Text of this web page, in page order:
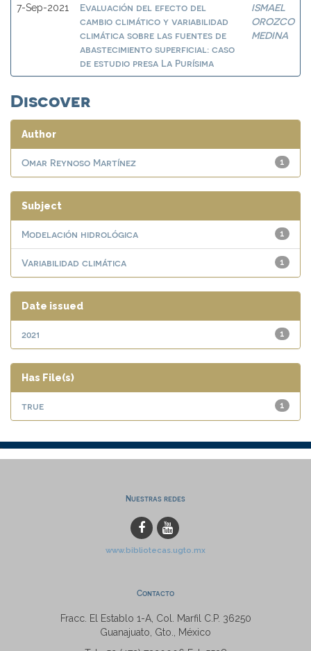
7-Sep-2021
Evaluación del efecto del
cambio climático y variabilidad
climática sobre las fuentes de
abastecimiento superficial: caso
de estudio presa La Purísima
ISMAEL
OROZCO
MEDINA
Discover
Author
1
Omar Reynoso Martínez
Subject
1
Modelación hidrológica
1
Variabilidad climática
Date issued
1
2021
Has File(s)
1
true
Nuestras redes
www.bibliotecas.ugto.mx
Contacto
Fracc. El Establo 1-A, Col. Marfil C.P. 36250
Guanajuato, Gto., México